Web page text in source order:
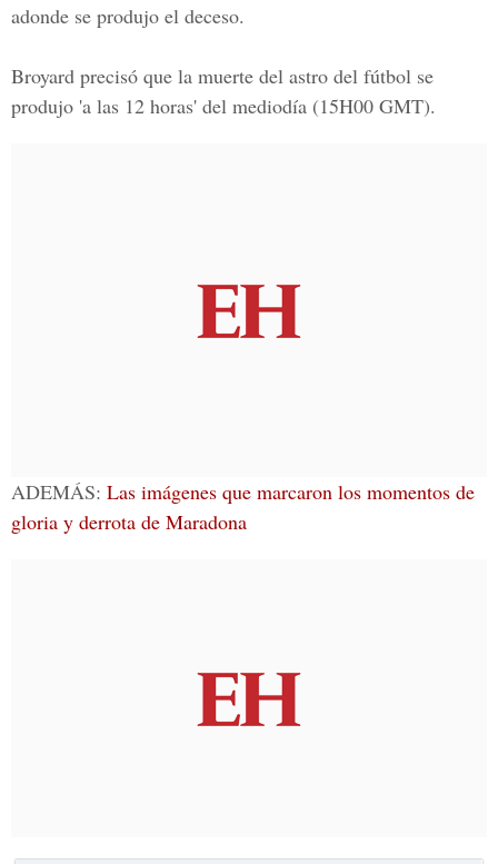
adonde se produjo el deceso.
Broyard precisó que la muerte del astro del fútbol se
produjo 'a las 12 horas' del mediodía (15H00 GMT).
ADEMÁS: Las imágenes que marcaron los momentos de
gloria y derrota de Maradona